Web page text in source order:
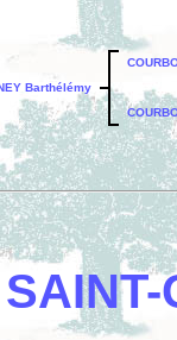
Barthélémy